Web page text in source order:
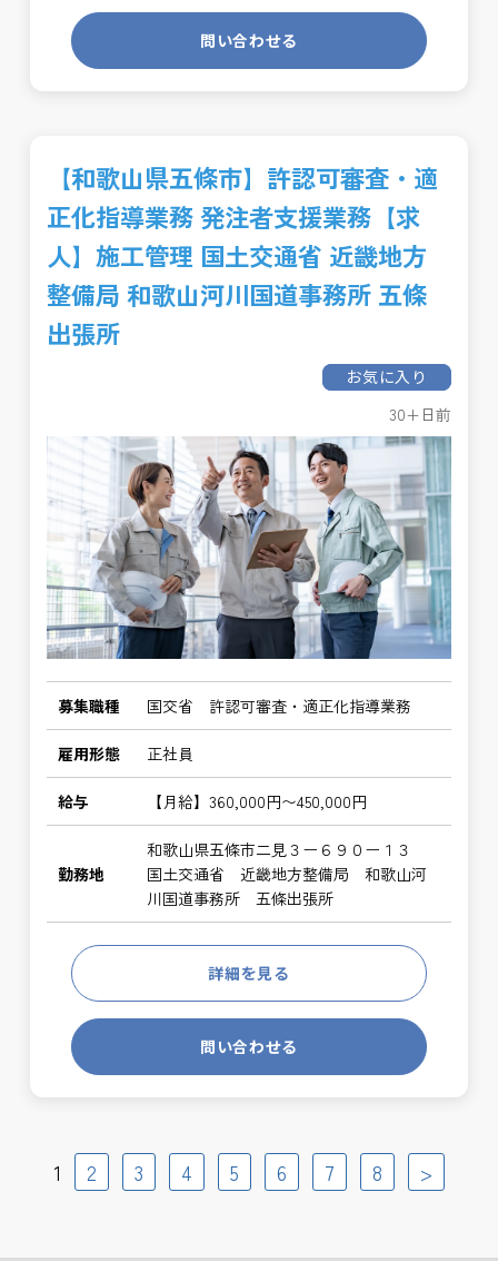
問い合わせる
【和歌山県五條市】許認可審査・適
正化指導業務 発注者支援業務【求
人】施工管理 国土交通省 近畿地方
整備局 和歌山河川国道事務所 五條
出張所
お気に入り
30+日前
募集職種 国交省 許認可審査・適正化指導業務
雇用形態 正社員
給与 【月給】360,000円〜450,000円
勤務地
和歌山県五條市二見３ー６９０ー１３
国土交通省 近畿地方整備局 和歌山河
川国道事務所 五條出張所
詳細を見る
問い合わせる
1 2 3 4 5 6 7 8 >